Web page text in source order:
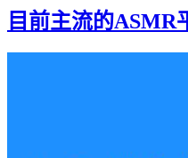
目前主流的ASMR